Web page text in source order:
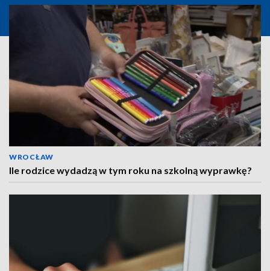
WROCŁAW
Ile rodzice wydadzą w tym roku na szkolną wyprawkę?